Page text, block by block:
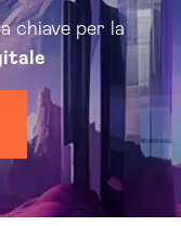
chiave per la